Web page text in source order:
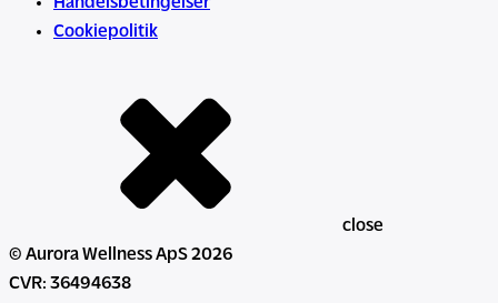
Cookiepolitik
close
© Aurora Wellness ApS 2026
CVR: 36494638